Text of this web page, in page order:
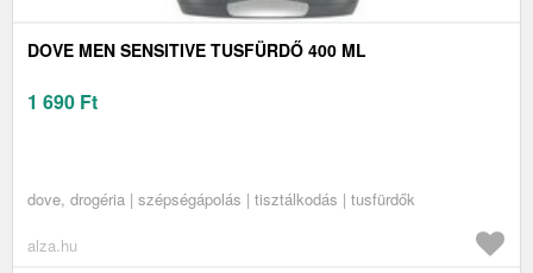
DOVE MEN SENSITIVE TUSFÜRDŐ 400 ML
1 690 Ft
dove, drogéria | szépségápolás | tisztálkodás | tusfürdők
alza.hu